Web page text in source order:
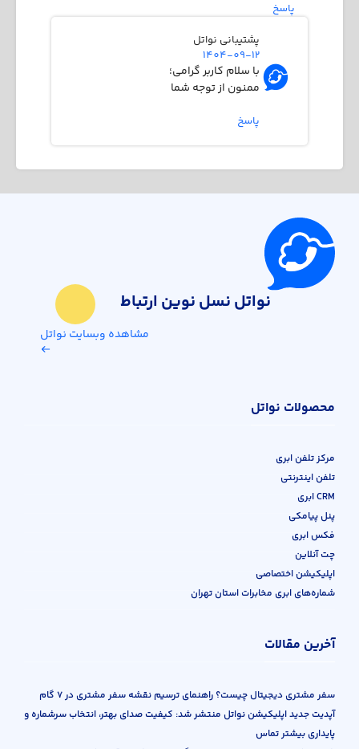
پاسخ
پشتیبانی نواتل
1404-09-12
با سلام کاربر گرامی؛
ممنون از توجه شما
پاسخ
نواتل نسل نوین ارتباط
مشاهده وبسایت نواتل
محصولات نواتل
مرکز تلفن ابری
تلفن اینترنتی
CRM ابری
پنل پیامکی
فکس ابری
چت آنلاین
اپلیکیشن اختصاصی
شماره‌های ابری مخابرات استان تهران
آخرین مقالات
سفر مشتری دیجیتال چیست؟ راهنمای ترسیم نقشه سفر مشتری در ۷ گام
آپدیت جدید اپلیکیشن نواتل منتشر شد: کیفیت صدای بهتر، انتخاب سرشماره و
پایداری بیشتر تماس